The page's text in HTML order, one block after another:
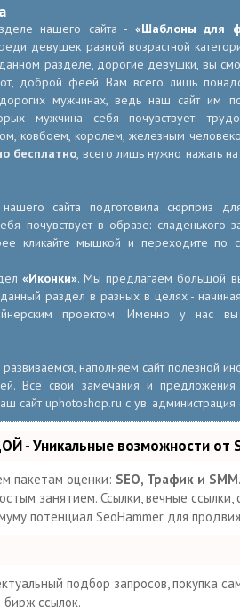
нашего сайта - «Шаблоны для
девушек разной возрастной
разделе, дорогие девушки, вы
доброй феей. Вам всего лишь
мужчинах, ведь наш сайт им
мужчина себя почувствует:
ковбоем, королем, железным
бесплатно, всего лишь нужно нажать
нашего сайта подготовила сюрприз
почувствует в образе: сладенького
кликайте мышкой и переходите по
«Иконки». Мы предлагаем большой
раздел в разных в целях -
проектом. Именно у нас
наполняем сайт полезной
Все свои замечания и
сайт uphotoshop.ru с ув. администрация
- Уникальные возможности от
пакетам оценки: SEO, Трафик и SMM.
занятием. Ссылки, вечные ссылки,
потенциал SeoHammer для
подбор запросов, покупка
ссылок.